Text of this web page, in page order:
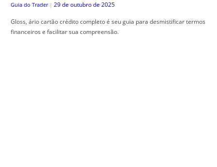
Guia do Trader | 29 de outubro de 2025
Gloss, ário cartão crédito completo é seu guia para desmistificar termos
financeiros e facilitar sua compreensão.